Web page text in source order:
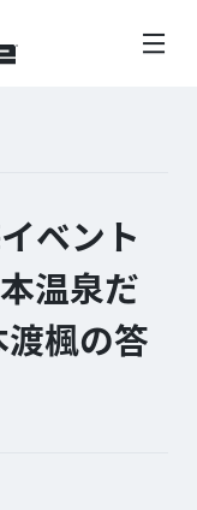
ベント
温泉だ
楓の答